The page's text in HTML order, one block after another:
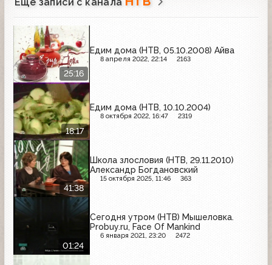
25:16
Едим дома (НТВ, 05.10.2008) Айва
8 апреля 2022, 22:14 2163
18:17
Едим дома (НТВ, 10.10.2004)
8 октября 2022, 16:47 2319
41:38
Школа злословия (НТВ, 29.11.2010)
Александр Богдановский
15 октября 2025, 11:46 363
01:24
Сегодня утром (НТВ) Мышеловка.
Probuy.ru, Face Of Mankind
6 января 2021, 23:20 2472